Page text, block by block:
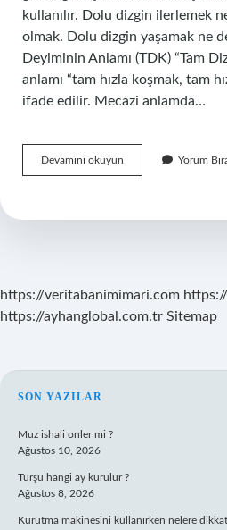
kullanılır. Dolu dizgin ilerlemek
olmak. Dolu dizgin yaşamak ne
Deyiminin Anlamı (TDK) “Tam
anlamı “tam hızla koşmak, tam
ifade edilir. Mecazi anlamda…
Devamını okuyun Delidizgin
Ne
Yorum
https://veritabanimimari.com
https://ayhanglobal.com.tr Sitemap
SIDEBAR
SON YAZILAR
Muz ishali onler mi ?
Ağustos 10, 2026
Turşu hangi ay kurulur ?
Ağustos 8, 2026
Kurutma makinesini kullanırken nelere